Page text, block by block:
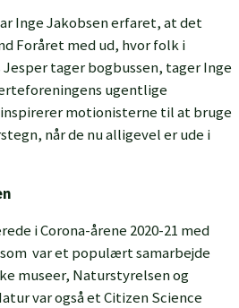
Inge Jakobsen erfaret, at det
Foråret med ud, hvor folk i
tager bogbussen, tager Inge
ugentlige
motionisterne til at bruge
når de nu alligevel er ude i
i Corona-årene 2020-21 med
var et populært samarbejde
museer, Naturstyrelsen og
var også et Citizen Science